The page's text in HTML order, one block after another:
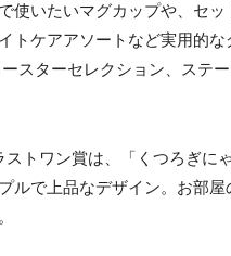
使いたいマグカップや、セ
トケアアソートなど実用的
スターセレクション、ステ
トワン賞は、「くつろぎに
ルで上品なデザイン。お部